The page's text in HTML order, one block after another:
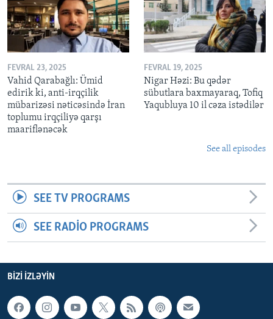
FEVRAL 23, 2025
Vahid Qarabağlı: Ümid
edirik ki, anti-irqçilik
mübarizəsi nəticəsində İran
toplumu irqçiliyə qarşı
maariflənəcək
FEVRAL 19, 2025
Nigar Həzi: Bu qədər
sübutlara baxmayaraq, Tofiq
Yaqubluya 10 il cəza istədilər
See all episodes
SEE TV PROGRAMS
SEE RADIO PROGRAMS
BIZI IZLƏYIN